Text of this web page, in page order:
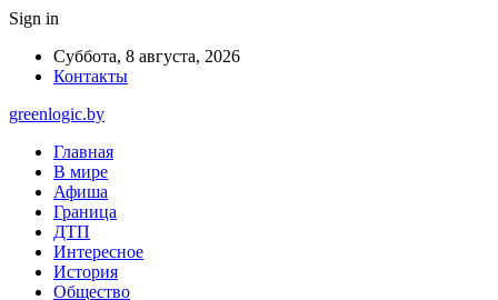
Sign in
Суббота, 8 августа, 2026
Контакты
greenlogic.by
Главная
В мире
Афиша
Граница
ДТП
Интересное
История
Общество